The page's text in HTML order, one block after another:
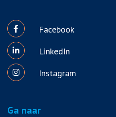
Facebook
LinkedIn
Instagram
Ga naar